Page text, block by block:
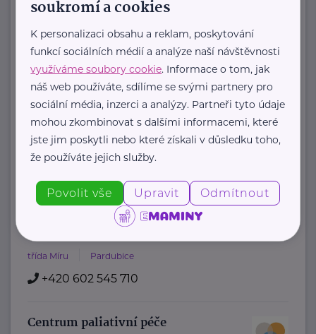
s rakovinou:
poskytujeme
psychosociální pomoc
onkologicky nemocným a ...
https://www.amelie-zs.cz/
praha@amelie-zs.cz
Bethany - dům pomoci
třída Míru Pardubice
+420 602 545 710
Centrum paliativní péče
soukromí a cookies
K personalizaci obsahu a reklam, poskytování
funkcí sociálních médií a analýze naší návštěvnosti
využíváme soubory cookie. Informace o tom, jak
náš web používáte, sdílíme se svými partnery pro
sociální média, inzerci a analýzy. Partneři tyto údaje
mohou zkombinovat s dalšími informacemi, které
jste jim poskytli nebo které získali v důsledku toho,
že používáte jejich služby.
Povolit vše Upravit Odmítnout